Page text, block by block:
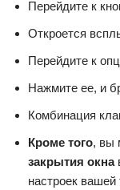
Перейдите к
Откроется
Перейдите к
Нажмите ее, и
Комбинация
Кроме того, вы
закрытия окна
настроек